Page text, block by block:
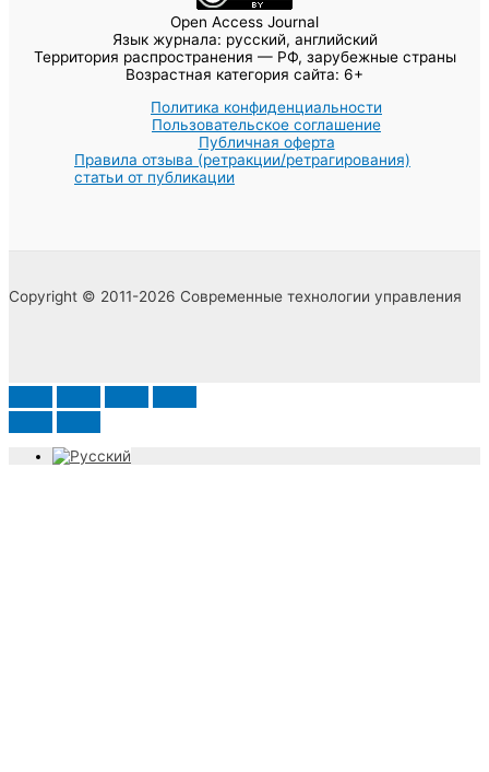
Open Access Journal
Язык журнала: русский, английский
Территория распространения — РФ, зарубежные страны
Возрастная категория сайта: 6+
Политика конфиденциальности
Пользовательское соглашение
Публичная оферта
Правила отзыва (ретракции/ретрагирования)
статьи от публикации
Copyright © 2011-2026 Современные технологии управления